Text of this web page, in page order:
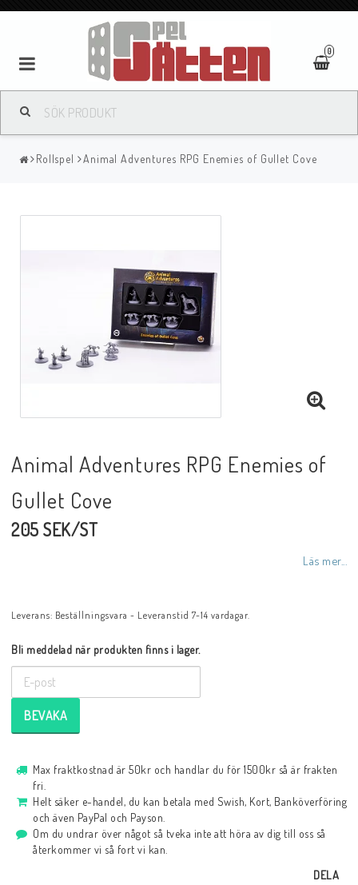
0
Rollspel Animal Adventures RPG Enemies of Gullet Cove
Animal Adventures RPG Enemies of
Gullet Cove
205 SEK/ST
Läs mer...
Leverans: Beställningsvara - Leveranstid 7-14 vardagar.
Bli meddelad när produkten finns i lager.
BEVAKA
Max fraktkostnad är 50kr och handlar du för 1500kr så är frakten
fri.
Helt säker e-handel, du kan betala med Swish, Kort, Banköverföring
och även PayPal och Payson.
Om du undrar över något så tveka inte att höra av dig till oss så
återkommer vi så fort vi kan.
DELA